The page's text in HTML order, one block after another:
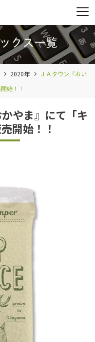
2020年
ＪＡタウン『おい
始！！
やま』にて「キ
開始！！